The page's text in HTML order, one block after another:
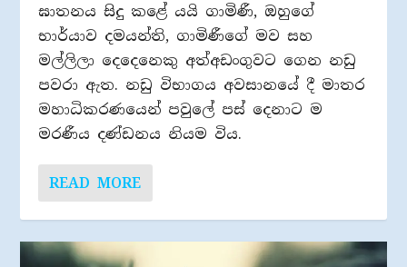
ඝාතනය සිදු කළේ යයි ගාමිණී, ඔහුගේ
භාර්යාව දමයන්ති, ගාමිණීගේ මව සහ
මල්ලිලා දෙදෙනෙකු අත්අඩංගුවට ගෙන නඩු
පවරා ඇත. නඩු විභාගය අවසානයේ දී මාතර
මහාධිකරණයෙන් පවුලේ පස් දෙනාට ම
මරණීය දණ්ඩනය නියම විය.
READ MORE